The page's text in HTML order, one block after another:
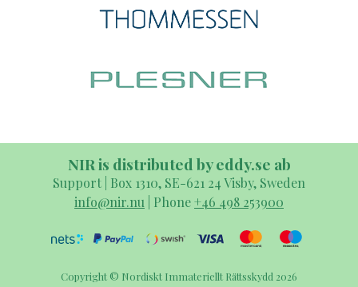
NIR is distributed by eddy.se ab
Support | Box 1310, SE-621 24 Visby, Sweden
info@nir.nu | Phone+46 498 253900
Copyright © Nordiskt Immateriellt Rättsskydd 2026